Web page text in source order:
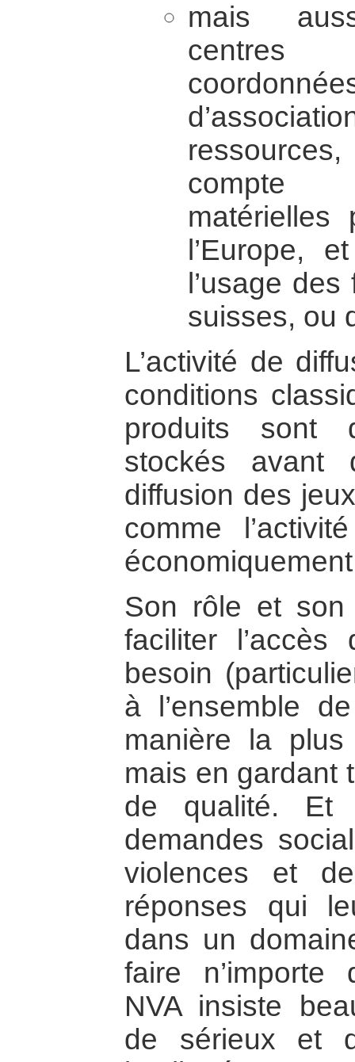
mais
compte
matérielles
l’Europe,
l’usage
suisses, ou
L’activité de
conditions
produits sont
stockés avant
diffusion des
comme
Son rôle et
faciliter
besoin
à l’ensemble
manière la plus
mais en gardant
de qualité. Et
demandes
violences et
réponses qui
dans un
faire n’importe
NVA insiste
de sérieux et